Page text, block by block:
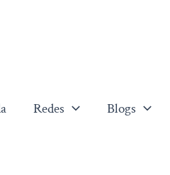
Redes Blogs